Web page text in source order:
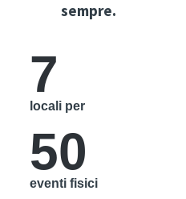
sempre.
7
locali per
50
eventi fisici